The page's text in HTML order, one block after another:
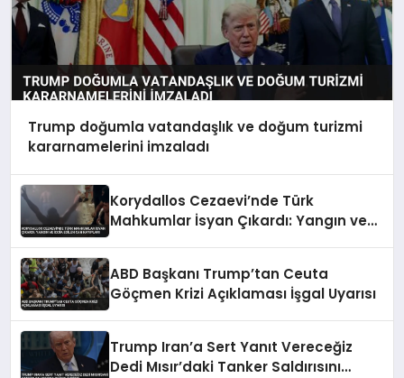
Trump doğumla vatandaşlık ve doğum turizmi
kararnamelerini imzaladı
Korydallos Cezaevi’nde Türk
Mahkumlar İsyan Çıkardı: Yangın ve
ABD Başkanı Trump’tan Ceuta
Göçmen Krizi Açıklaması İşgal Uyarısı
Trump Iran’a Sert Yanıt Vereceğiz
Dedi Mısır’daki Tanker Saldırısını